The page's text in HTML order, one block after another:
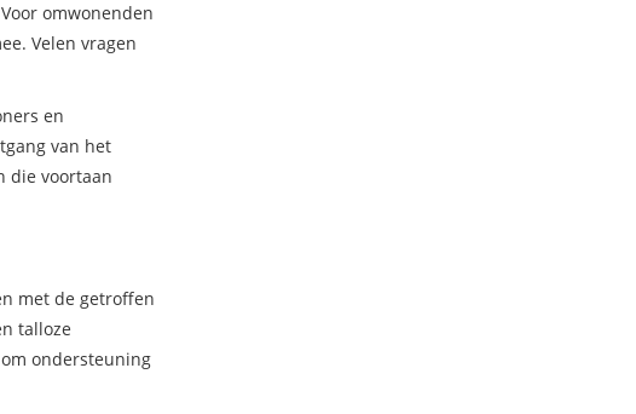
omwonenden
Velen vragen
en
van het
die voortaan
met de getroffen
talloze
ondersteuning